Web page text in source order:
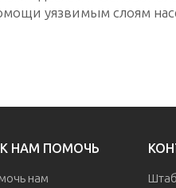
уязвимым слоям
НАМ ПОМОЧЬ
нам